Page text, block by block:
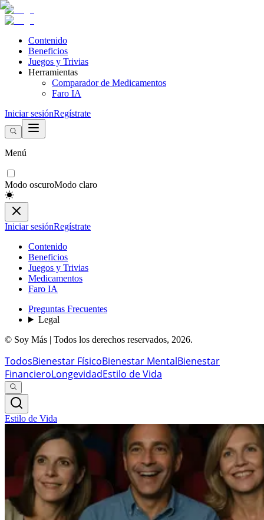
Contenido
Beneficios
Juegos y Trivias
Herramientas
Comparador de Medicamentos
Faro IA
Iniciar sesiónRegístrate
Menú
Modo oscuroModo claro
Iniciar sesiónRegístrate
Contenido
Beneficios
Juegos y Trivias
Medicamentos
Faro IA
Preguntas Frecuentes
Legal
© Soy Más | Todos los derechos reservados, 2026.
TodosBienestar FísicoBienestar MentalBienestar
FinancieroLongevidadEstilo de Vida
Estilo de Vida